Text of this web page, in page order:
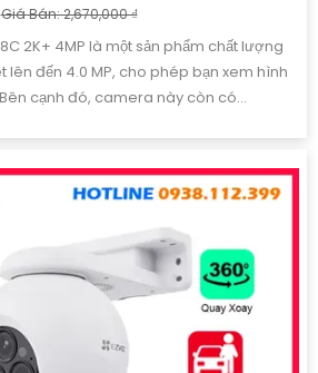
CS H8C R100 1J4WKFL